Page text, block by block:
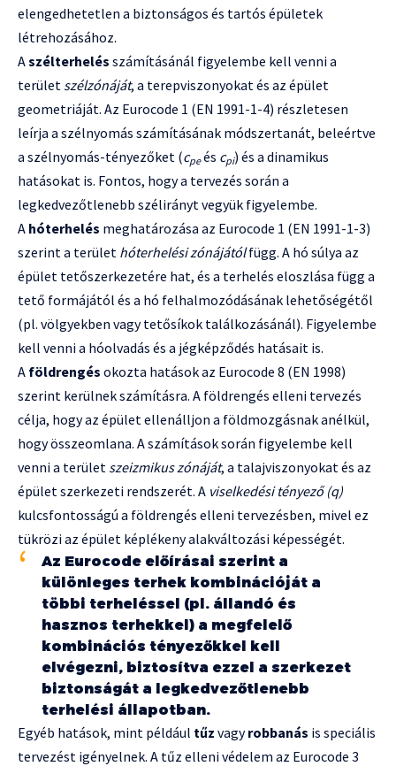
elengedhetetlen a biztonságos és tartós épületek
létrehozásához.
Aszélterhelés számításánál figyelembe kell venni a
terület szélzónáját, a terepviszonyokat és az épület
geometriáját. Az Eurocode 1 (EN 1991-1-4) részletesen
leírja a szélnyomás számításának módszertanát, beleértve
a szélnyomás-tényezőket (cpeés cpi) és a dinamikus
hatásokat is. Fontos, hogy a tervezés során a
legkedvezőtlenebb szélirányt vegyük figyelembe.
A hóterhelés meghatározása az Eurocode 1 (EN 1991-1-3)
szerint a terület hóterhelési zónájátólfügg. A hó súlya az
épület tetőszerkezetére hat, és a terhelés eloszlása függ a
tető formájától és a hó felhalmozódásának lehetőségétől
(pl. völgyekben vagy tetősíkok találkozásánál). Figyelembe
kell venni a hóolvadás és a jégképződés hatásait is.
A földrengés okozta hatások az Eurocode 8 (EN 1998)
szerint kerülnek számításra. A földrengés elleni tervezés
célja, hogy az épület ellenálljon a földmozgásnak anélkül,
hogy összeomlana. A számítások során figyelembe kell
venni a terület szeizmikus zónáját, a talajviszonyokat és az
épület szerkezeti rendszerét. A viselkedési tényező (q)
kulcsfontosságú a földrengés elleni tervezésben, mivel ez
tükrözi az épület képlékeny alakváltozási képességét.
Az Eurocode előírásai szerint a
különleges terhek kombinációját a
többi terheléssel (pl. állandó és
hasznos terhekkel) a megfelelő
kombinációs tényezőkkel kell
elvégezni, biztosítva ezzel a szerkezet
biztonságát a legkedvezőtlenebb
terhelési állapotban.
Egyéb hatások, mint például tűz vagyrobbanás is speciális
tervezést igényelnek. A tűz elleni védelem az Eurocode 3